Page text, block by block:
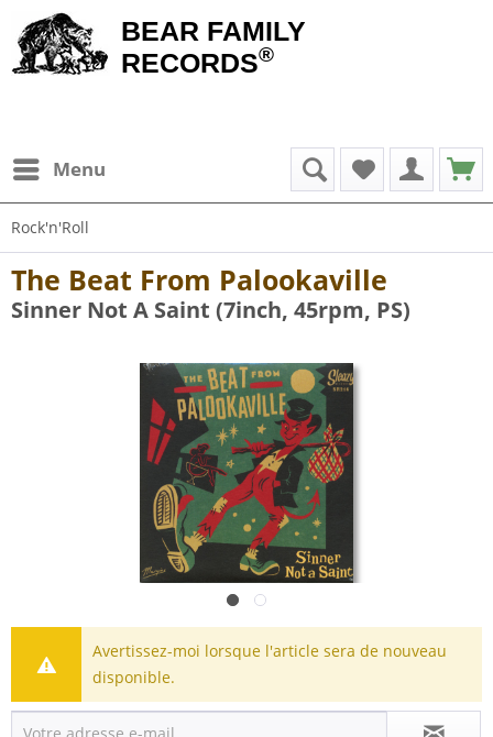
BEAR FAMILY
RECORDS®
Menu
Rock'n'Roll
The Beat From Palookaville
Sinner Not A Saint (7inch, 45rpm, PS)
Avertissez-moi lorsque l'article sera de nouveau
disponible.